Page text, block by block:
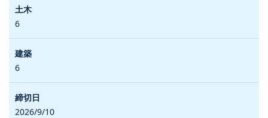
6
6
2026/9/10